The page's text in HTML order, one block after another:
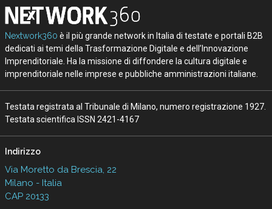
Nextwork360 è il più grande network in Italia di testate e portali B2B
dedicati ai temi della Trasformazione Digitale e dell’Innovazione
Imprenditoriale. Ha la missione di diffondere la cultura digitale e
imprenditoriale nelle imprese e pubbliche amministrazioni italiane.
Testata registrata al Tribunale di Milano, numero registrazione 1927.
Testata scientifica ISSN 2421-4167
Indirizzo
Via Moretto da Brescia, 22
Milano - Italia
CAP 20133